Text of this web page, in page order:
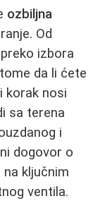
ozbiljna
Od
izbora
da li ćete
korak nosi
sa terena
i
dogovor o
ključnim
ventila.